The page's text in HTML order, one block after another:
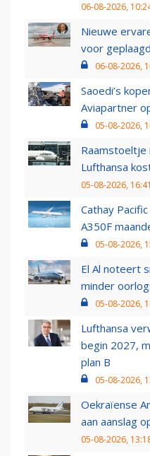
06-08-2026,
Nieuwe
voor
06-08-2026,
Saoedi’s
Aviapartner
05-08-2026,
Raamstoeltje
Lufthansa
05-08-2026, 16:41
Cathay
A350F
05-08-2026,
El Al noteert
minder
05-08-2026,
Lufthansa
begin 2027,
plan B
05-08-2026,
Oekraïense
aan aanslag
05-08-2026,